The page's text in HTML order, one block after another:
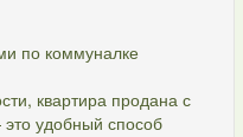
по коммуналке
квартира продана с
удобный способ